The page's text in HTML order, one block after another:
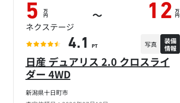
新潟県十日町市
日産 デュアリス 2.0 クロスライ
ダー 4WD
5 万
円 ～ 12 万
円
ネクステージ
4.1 PT 写真
装備
情報